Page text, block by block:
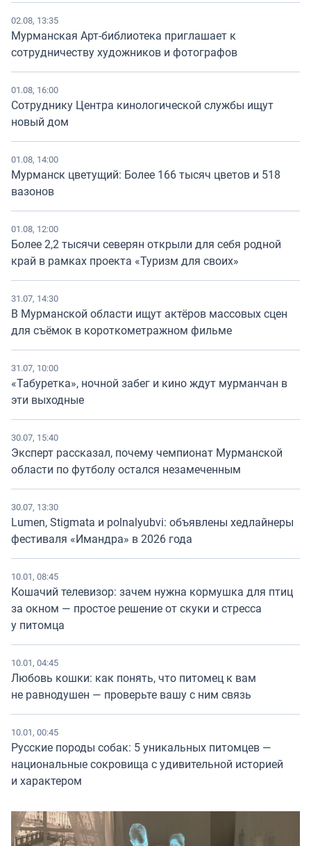
02.08, 13:35
Мурманская Арт-библиотека приглашает к
сотрудничеству художников и фотографов
01.08, 16:00
Сотруднику Центра кинологической службы ищут
новый дом
01.08, 14:00
Мурманск цветущий: Более 166 тысяч цветов и 518
вазонов
01.08, 12:00
Более 2,2 тысячи северян открыли для себя родной
край в рамках проекта «Туризм для своих»
31.07, 14:30
В Мурманской области ищут актёров массовых сцен
для съёмок в короткометражном фильме
31.07, 10:00
«Табуретка», ночной забег и кино ждут мурманчан в
эти выходные
30.07, 15:40
Эксперт рассказал, почему чемпионат Мурманской
области по футболу остался незамеченным
30.07, 13:30
Lumen, Stigmata и polnalyubvi: объявлены хедлайнеры
фестиваля «Имандра» в 2026 года
10.01, 08:45
Кошачий телевизор: зачем нужна кормушка для птиц
за окном — простое решение от скуки и стресса
у питомца
10.01, 04:45
Любовь кошки: как понять, что питомец к вам
не равнодушен — проверьте вашу с ним связь
10.01, 00:45
Русские породы собак: 5 уникальных питомцев —
национальные сокровища с удивительной историей
и характером